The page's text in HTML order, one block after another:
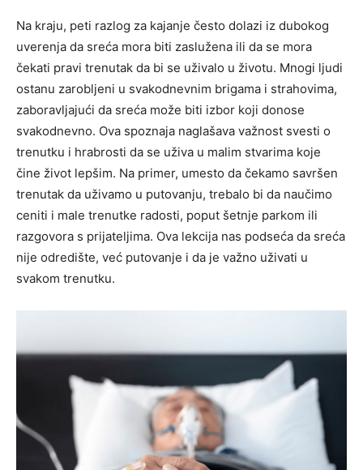
Na kraju, peti razlog za kajanje često dolazi iz dubokog
uverenja da sreća mora biti zaslužena ili da se mora
čekati pravi trenutak da bi se uživalo u životu. Mnogi ljudi
ostanu zarobljeni u svakodnevnim brigama i strahovima,
zaboravljajući da sreća može biti izbor koji donose
svakodnevno. Ova spoznaja naglašava važnost svesti o
trenutku i hrabrosti da se uživa u malim stvarima koje
čine život lepšim. Na primer, umesto da čekamo savršen
trenutak da uživamo u putovanju, trebalo bi da naučimo
ceniti i male trenutke radosti, poput šetnje parkom ili
razgovora s prijateljima. Ova lekcija nas podseća da sreća
nije odredište, već putovanje i da je važno uživati u
svakom trenutku.